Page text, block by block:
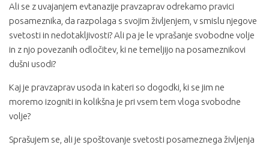
Ali se z uvajanjem evtanazije pravzaprav odrekamo pravici
posameznika, da razpolaga s svojim življenjem, v smislu njegove
svetosti in nedotakljivosti? Ali pa je le vprašanje svobodne volje
in z njo povezanih odločitev, ki ne temeljijo na posameznikovi
dušni usodi?
Kaj je pravzaprav usoda in kateri so dogodki, ki se jim ne
moremo izogniti in kolikšna je pri vsem tem vloga svobodne
volje?
Sprašujem se, ali je spoštovanje svetosti posameznega življenja